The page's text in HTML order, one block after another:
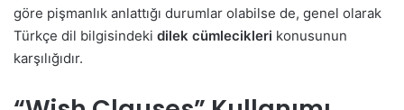
göre pişmanlık anlattığı durumlar olabilse de, genel olarak
Türkçe dil bilgisindeki dilek cümlecikleri konusunun
karşılığıdır.